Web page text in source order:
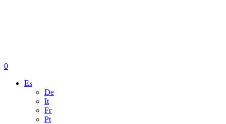
0
Es
De
It
Fr
Pt